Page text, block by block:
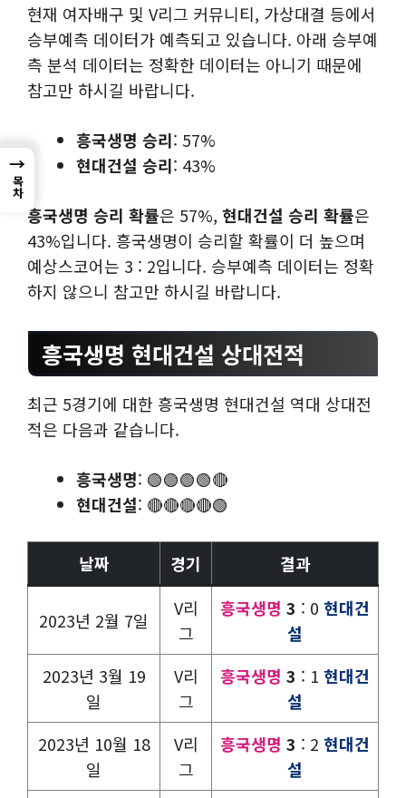
현재 여자배구 및 V리그 커뮤니티, 가상대결 등에서
승부예측 데이터가 예측되고 있습니다. 아래 승부예
측 분석 데이터는 정확한 데이터는 아니기 때문에
참고만 하시길 바랍니다.
흥국생명 승리: 57%
현대건설 승리: 43%
흥국생명 승리 확률은 57%, 현대건설 승리 확률은
43%입니다. 흥국생명이 승리할 확률이 더 높으며
예상스코어는 3 : 2입니다. 승부예측 데이터는 정확
하지 않으니 참고만 하시길 바랍니다.
흥국생명 현대건설 상대전적
최근 5경기에 대한 흥국생명 현대건설 역대 상대전
적은 다음과 같습니다.
흥국생명: 🟢🟢🟢🟢🔴
현대건설: 🔴🔴🔴🔴🟢
날짜 경기 결과
2023년 2월 7일
V리
그
흥국생명 3 : 0 현대건
설
2023년 3월 19
일
V리
그
흥국생명 3 : 1 현대건
설
2023년 10월 18
일
V리
그
흥국생명 3 : 2 현대건
설
→
목차